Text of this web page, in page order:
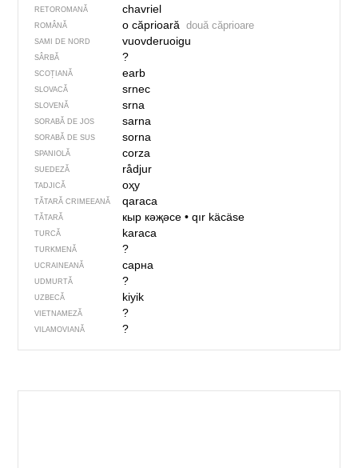
RETOROMANĂ chavriel
ROMÂNĂ o căprioară două căprioare
SAMI DE NORD vuovderuoigu
SÂRBĂ ?
SCOȚIANĂ earb
SLOVACĂ srnec
SLOVENĂ srna
SORABĂ DE JOS sarna
SORABĂ DE SUS sorna
SPANIOLĂ corza
SUEDEZĂ rådjur
TADJICĂ оҳу
TĂTARĂ CRIMEEANĂ qaraca
TĂTARĂ кыр кәҗәсе• qır käcäse
TURCĂ karaca
TURKMENĂ ?
UCRAINEANĂ сарна
UDMURTĂ ?
UZBECĂ kiyik
VIETNAMEZĂ ?
VILAMOVIANĂ ?